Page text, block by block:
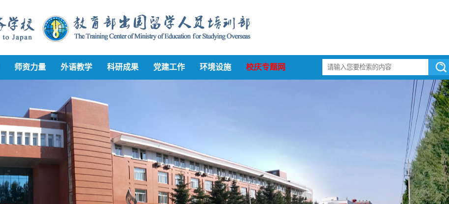
师资力量 外语教学 科研成果 党建工作 环境设施 校庆专题网